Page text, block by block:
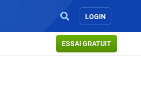
LOGIN
ESSAI GRATUIT